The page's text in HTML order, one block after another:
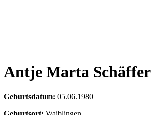
Antje Marta Schäffer
Geburtsdatum: 05.06.1980
Geburtsort: Waiblingen